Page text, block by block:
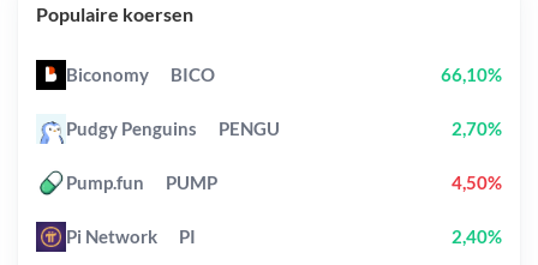
Populaire koersen
Biconomy BICO 66,10%
Pudgy Penguins PENGU 2,70%
Pump.fun PUMP 4,50%
Pi Network PI 2,40%